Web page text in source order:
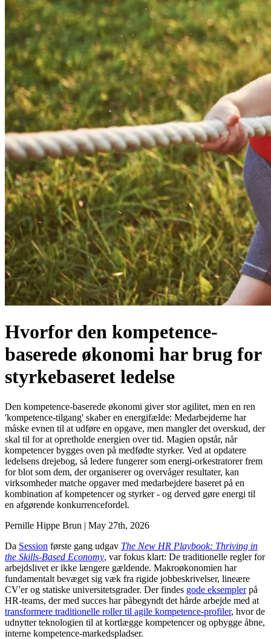
Hvorfor den kompetence-
baserede økonomi har brug for
styrkebaseret ledelse
Den kompetence-baserede økonomi giver stor agilitet, men en ren
'kompetence-tilgang' skaber en energifælde: Medarbejderne har
måske evnen til at udføre en opgave, men mangler det overskud, der
skal til for at opretholde energien over tid. Magien opstår, når
kompetencer bygges oven på medfødte styrker. Ved at opdatere
ledelsens drejebog, så ledere fungerer som energi-orkestratorer frem
for blot som dem, der organiserer og overvåger resultater, kan
virksomheder matche opgaver med medarbejdere baseret på en
kombination af kompetencer og styrker - og derved gøre energi til
en afgørende konkurrencefordel.
Pernille Hippe Brun | May 27th, 2026
Da Session første gang udgav The New HR Playbook: Thriving in
the Skills-Based Economy, var fokus klart: De traditionelle regler for
arbejdslivet er ikke længere gældende. Makroøkonomien har
fundamentalt bevæget sig væk fra rigide jobbeskrivelser, lineære
CV'er og statiske universitetsgrader. Der findes gode eksemplerpå
HR-teams, der med succes har påbegyndt det hårde arbejde med at
transformere traditionelle roller til agile kompetence-profiler, hvor de
udnytter teknologien til at kortlægge kompetencer og opbygge åbne,
interne kompetence-markedspladser.